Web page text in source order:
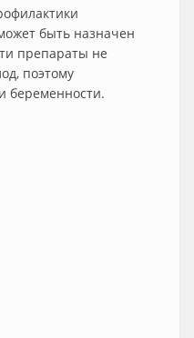
быть назначен
препараты не
поэтому
беременности.